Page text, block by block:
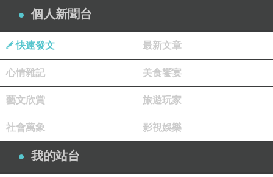
不是龐克樂團「年輕歲月」唱的那首，而是年代更早的另
一首歌。
個人新聞台
快速發文 最新文章
心情雜記 美食饗宴
藝文欣賞 旅遊玩家
社會萬象 影視娛樂
我的站台